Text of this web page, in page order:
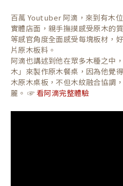
百萬 Youtuber 阿滴，來到有木
實體店面，親手撫摸感受原木的
等感官角度全面感受每塊板材，
片原木板料。
阿滴也講述到他在眾多木種之中
木」來製作原木餐桌，因為他覺
木原木桌板，不但木紋融合協調
麗。 ☞ 看阿滴完整體驗